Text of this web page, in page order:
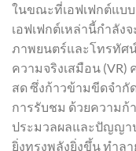
ในขณะที่เอฟเฟกต์แบ
เอฟเฟกต์เหล่านี้กำลัง
ภาพยนตร์และโทรทัศ
ความจริงเสมือน (VR)
สด ซึ่งก้าวข้ามขีดจำกั
การรับชม ด้วยความก้
ประมวลผลและปัญญา
ยิ่งทรงพลังยิ่งขึ้น ทำล